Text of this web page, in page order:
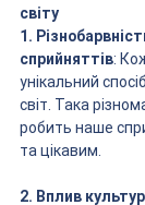
світу
1.
сприйняттів:
унікальний
світ. Така
робить наше
та цікавим.
2. Вплив